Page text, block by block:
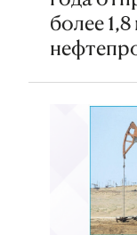
более